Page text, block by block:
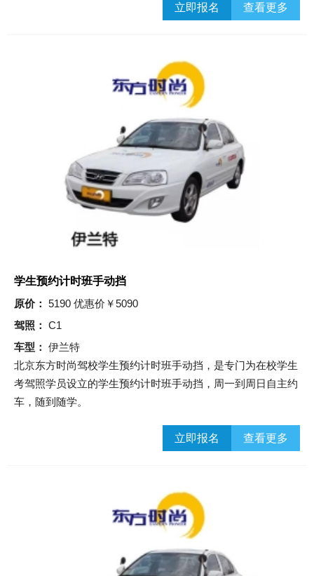
查看更多
立即报名
学生预约计时班手动挡
原价： 5190 优惠价￥5090
驾照： C1
车型： 伊兰特
北京东方时尚驾校学生预约计时班手动挡，​是专门为在校学生
考驾照学员设立的学生预约计时班手动挡，周一到周日自主约
车，随到随学。
查看更多
立即报名